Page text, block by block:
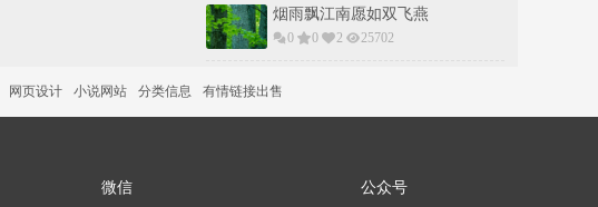
烟雨飘江南愿如双飞燕
0 0 2 25702
网页设计 小说网站 分类信息 有情链接出售
微信 公众号